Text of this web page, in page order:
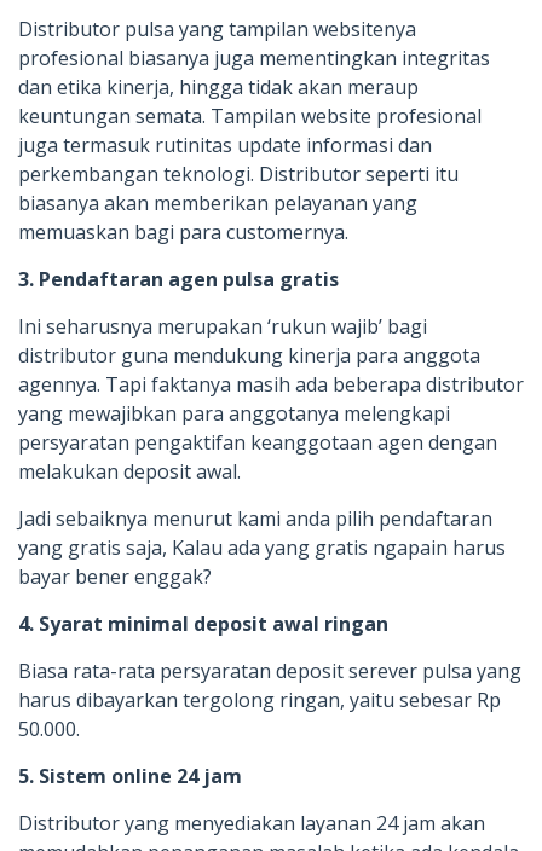
Distributor pulsa yang tampilan websitenya
profesional biasanya juga mementingkan integritas
dan etika kinerja, hingga tidak akan meraup
keuntungan semata. Tampilan website profesional
juga termasuk rutinitas update informasi dan
perkembangan teknologi. Distributor seperti itu
biasanya akan memberikan pelayanan yang
memuaskan bagi para customernya.
3. Pendaftaran agen pulsa gratis
Ini seharusnya merupakan ‘rukun wajib’ bagi
distributor guna mendukung kinerja para anggota
agennya. Tapi faktanya masih ada beberapa distributor
yang mewajibkan para anggotanya melengkapi
persyaratan pengaktifan keanggotaan agen dengan
melakukan deposit awal.
Jadi sebaiknya menurut kami anda pilih pendaftaran
yang gratis saja, Kalau ada yang gratis ngapain harus
bayar bener enggak?
4. Syarat minimal deposit awal ringan
Biasa rata-rata persyaratan deposit serever pulsa yang
harus dibayarkan tergolong ringan, yaitu sebesar Rp
50.000.
5. Sistem online 24 jam
Distributor yang menyediakan layanan 24 jam akan